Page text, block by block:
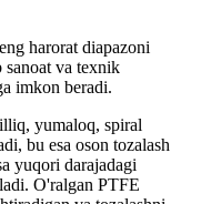
harorat diapazoni
sanoat va texnik
imkon beradi.
yumaloq, spiral
bu esa oson tozalash
yuqori darajadagi
O'ralgan PTFE